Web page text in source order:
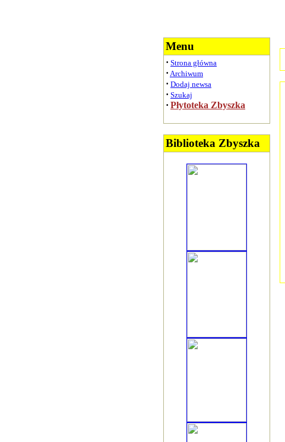
Menu
· Strona główna
· Archiwum
· Dodaj newsa
· Szukaj
· Płytoteka Zbyszka
Biblioteka Zbyszka